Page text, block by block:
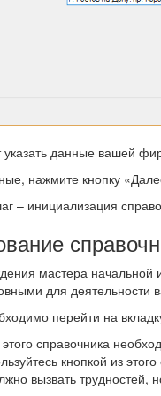
указать данные вашей
нажмите кнопку
– инициализация
мастера начальной
для деятельности
перейти на
справочника
кнопкой из
вызвать